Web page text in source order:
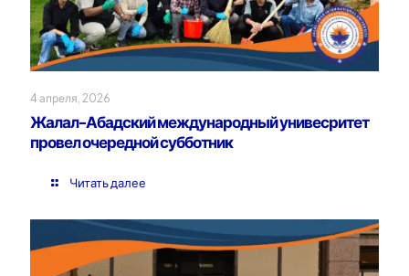
4 апреля, 2026
Жалал-Абадский международный унивесритет
провел очередной субботник
Читать далее